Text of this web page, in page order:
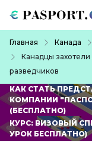
Главная Канада
Канадцы
разведчиков
КАК СТАТЬ
КОМПАНИИ
(БЕСПЛАТНО)
КУРС: ВИЗОВЫЙ
УРОК БЕСПЛАТНО)